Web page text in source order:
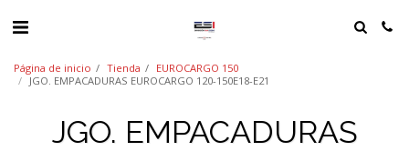
Página de inicio Tienda
EUROCARGO 150
JGO. EMPACADURAS EUROCARGO 120-150E18-E21
JGO. EMPACADURAS